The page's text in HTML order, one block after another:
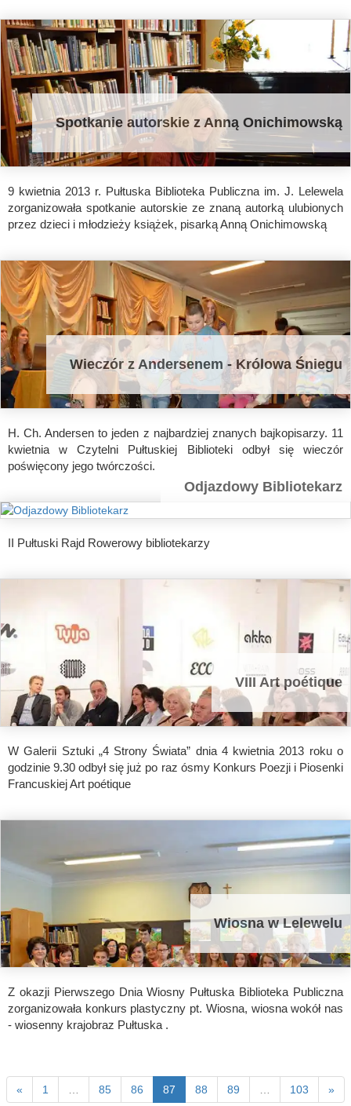
Spotkanie autorskie z Anną Onichimowską
9 kwietnia 2013 r. Pułtuska Biblioteka Publiczna im. J. Lelewela
zorganizowała spotkanie autorskie ze znaną autorką ulubionych
przez dzieci i młodzieży książek, pisarką Anną Onichimowską
Wieczór z Andersenem - Królowa Śniegu
H. Ch. Andersen to jeden z najbardziej znanych bajkopisarzy. 11
kwietnia w Czytelni Pułtuskiej Biblioteki odbył się wieczór
poświęcony jego twórczości.
Odjazdowy Bibliotekarz
II Pułtuski Rajd Rowerowy bibliotekarzy
VIII Art poétique
W Galerii Sztuki „4 Strony Świata” dnia 4 kwietnia 2013 roku o
godzinie 9.30 odbył się już po raz ósmy Konkurs Poezji i Piosenki
Francuskiej Art poétique
Wiosna w Lelewelu
Z okazji Pierwszego Dnia Wiosny Pułtuska Biblioteka Publiczna
zorganizowała konkurs plastyczny pt. Wiosna, wiosna wokół nas
- wiosenny krajobraz Pułtuska .
« 1 … 85 86 87 88 89 … 103 »